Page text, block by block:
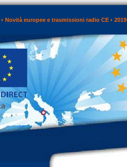
Novità europee e trasmissioni radio CE 2019